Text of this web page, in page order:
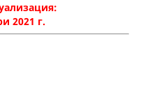
2021 г.